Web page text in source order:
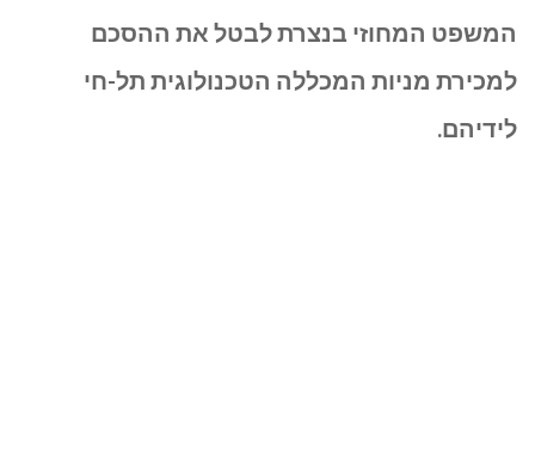
המשפט המחוזי בנצרת לבטל את ההסכם
למכירת מניות המכללה הטכנולוגית תל-חי
לידיהם.